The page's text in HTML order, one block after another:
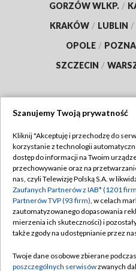
GORZÓW WLKP. /
KRAKÓW / LUBLIN /
OPOLE /
SZCZECIN /
Abonament TVP
Emisja w TVP
Centrum informacji TVP
Naziemna Telewizja
Rada Programowa
Polityka
Szanujemy Twoją prywatność
Kliknij "Akceptuję i przechodzę do
korzystanie z technologii
dostęp do informacji na Twoim
przechowywanie oraz na
nas, czyli Telewizję Polską S.A. w
Zaufanych Partnerów z IAB* (1201
Partnerów TVP (93 firm), w celach
zautomatyzowanego dopasowania
mierzenia ich skuteczności) i
także zgody na udostępnianie przez
Twoje dane osobowe zbierane
poszczególnych serwisówzwanych